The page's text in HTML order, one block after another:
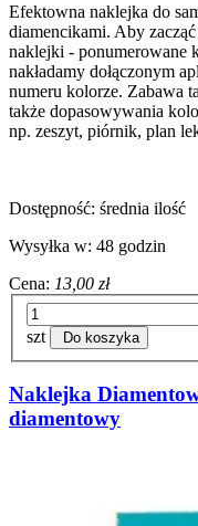
Efektowna naklejka do
diamencikami. Aby
naklejki - ponumerowane
nakładamy dołączonym
numeru kolorze. Zabawa
także dopasowywania
np. zeszyt, piórnik, plan
Dostępność: średnia ilość
Wysyłka w: 48 godzin
Cena: 13,00 zł
szt Do koszyka
Naklejka
diamentowy